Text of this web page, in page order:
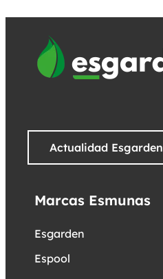
Actualidad Esgarden
Marcas Esmunas
Esgarden
Espool